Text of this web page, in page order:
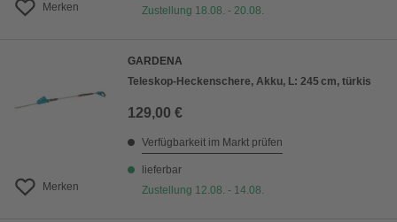
Merken
Zustellung 18.08. - 20.08.
Merken
GARDENA
Teleskop-Heckenschere, Akku, L: 245 cm, türkis
129,00 €
Verfügbarkeit im Markt prüfen
lieferbar
Zustellung 12.08. - 14.08.